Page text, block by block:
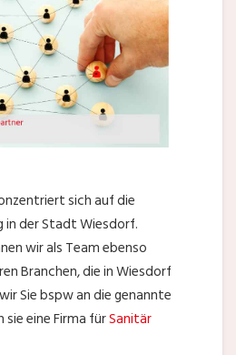
sich auf die
in der Stadt Wiesdorf.
wir als Team ebenso
Branchen, die in Wiesdorf
Sie bspw an die genannte
sie eine Firma fürSanitär